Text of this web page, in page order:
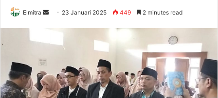
Elmitra
Send 23 Januari 2025 449 2 minutes read